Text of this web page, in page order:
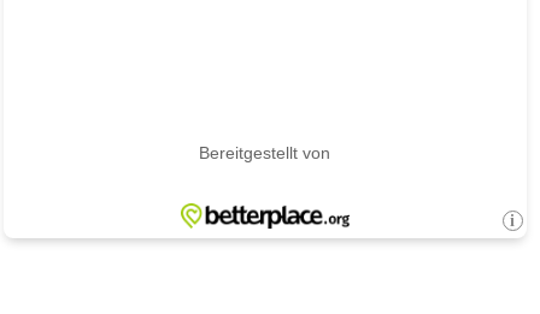
Bereitgestellt von
i